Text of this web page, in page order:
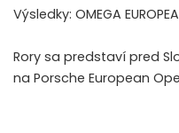
Výsledky: OMEGA
Rory sa predstaví pred
na Porsche European